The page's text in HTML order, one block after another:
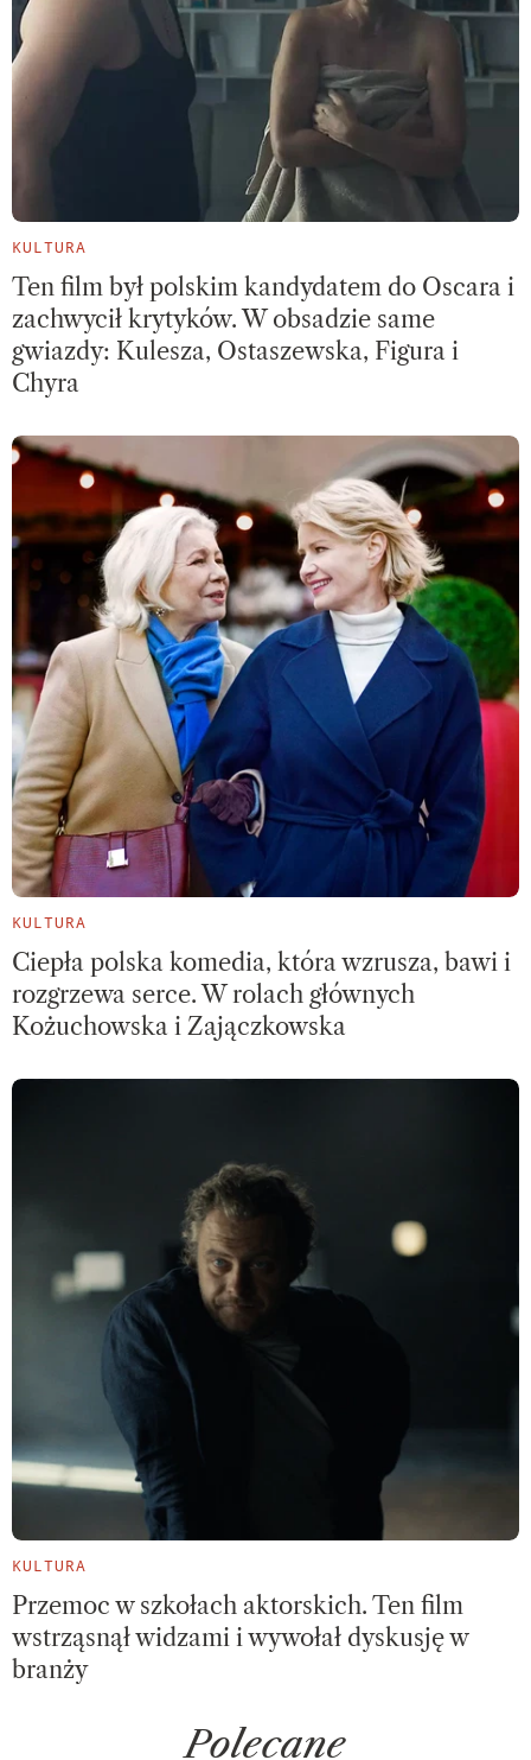
KULTURA
Ten film był polskim kandydatem do Oscara i
zachwycił krytyków. W obsadzie same
gwiazdy: Kulesza, Ostaszewska, Figura i
Chyra
KULTURA
Ciepła polska komedia, która wzrusza, bawi i
rozgrzewa serce. W rolach głównych
Kożuchowska i Zajączkowska
KULTURA
Przemoc w szkołach aktorskich. Ten film
wstrząsnął widzami i wywołał dyskusję w
branży
Polecane